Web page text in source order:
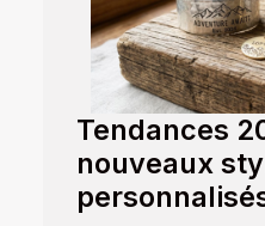
Tendances
nouveaux